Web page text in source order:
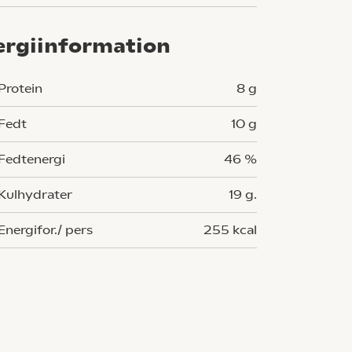
8 g
10 g
46 %
19 g.
pers 255 kcal